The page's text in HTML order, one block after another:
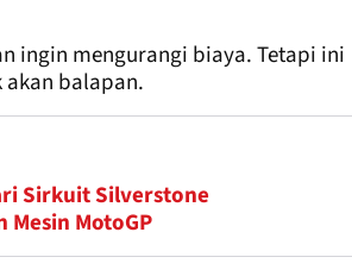
ingin mengurangi biaya. Tetapi ini
balapan.
Sirkuit Silverstone
MotoGP